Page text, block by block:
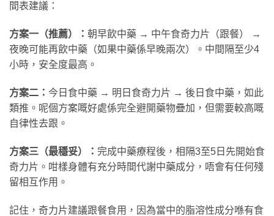
間表建議：
方案一（推薦）： 朝早飲中藥 → 中午食奇力片（跟餐） →
夜晚可能再飲中藥（如果中藥係早晚兩次）。中間隔至少4
小時，安全度最高。
方案二： 今日食中藥 → 明日食奇力片 → 後日食中藥，如此
類推。呢個方案嘅好處係完全避開藥物疊加，但需要較高嘅
自律性去跟。
方案三（最穩妥）： 完成中藥療程後，相隔3至5日先開始食
奇力片。咁樣身體有充分時間代謝中藥成分，唔會有任何殘
留相互作用。
記住，奇力片建議跟餐食用，因為當中的脂溶性成分喺有食